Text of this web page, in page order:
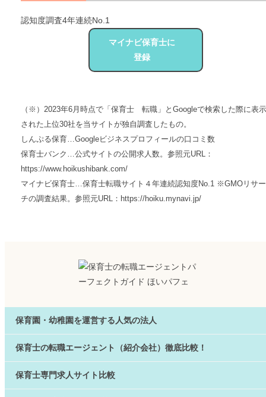
認知度調査4年連続No.1
マイナビ保育士に
登録
（※）2023年6月時点で「保育士 転職」とGoogleで検索した際に表示
された上位30社を当サイトが独自調査したもの。
しんぷる保育…Googleビジネスプロフィールの口コミ数
保育士バンク…公式サイトの公開求人数。参照元URL：
https://www.hoikushibank.com/
マイナビ保育士…保育士転職サイト４年連続認知度No.1 ※GMOリサー
チの調査結果。参照元URL：https://hoiku.mynavi.jp/
保育園・幼稚園を運営する人気の法人
保育士の転職エージェント（紹介会社）徹底比較！
保育士専門求人サイト比較